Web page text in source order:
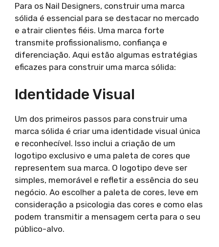
Para os Nail Designers, construir uma marca
sólida é essencial para se destacar no mercado
e atrair clientes fiéis. Uma marca forte
transmite profissionalismo, confiança e
diferenciação. Aqui estão algumas estratégias
eficazes para construir uma marca sólida:
Identidade Visual
Um dos primeiros passos para construir uma
marca sólida é criar uma identidade visual única
e reconhecível. Isso inclui a criação de um
logotipo exclusivo e uma paleta de cores que
representem sua marca. O logotipo deve ser
simples, memorável e refletir a essência do seu
negócio. Ao escolher a paleta de cores, leve em
consideração a psicologia das cores e como elas
podem transmitir a mensagem certa para o seu
público-alvo.